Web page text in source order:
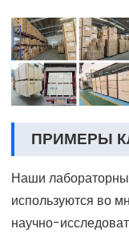
ПРИМЕРЫ
Наши
используются во
научно-